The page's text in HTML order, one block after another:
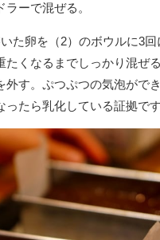
ラーで混ぜる。
た卵を（2）のボウルに3
たくなるまでしっかり混ぜ
外す。ぷつぷつの気泡がで
ったら乳化している証拠です